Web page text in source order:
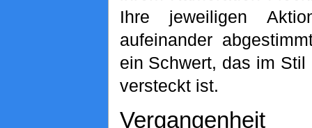
Ihre jeweiligen
aufeinander
ein Schwert, das im
versteckt ist.
Vergangenheit